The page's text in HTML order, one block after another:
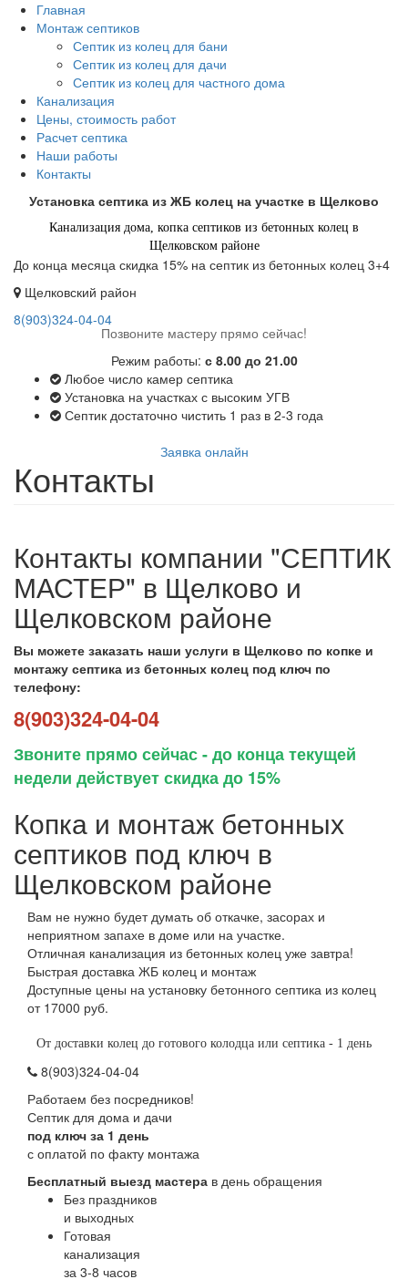
Перейти
основному
содержанию
Главная
Монтаж септиков
Септик из колец для бани
Септик из колец для дачи
Септик из колец для частного дома
Канализация
Цены, стоимость работ
Расчет септика
Наши работы
Контакты
Установка септика из ЖБ колец на участке в Щелково
Канализация дома, копка септиков из бетонных колец в
Щелковском районе
До конца месяца скидка 15% на септик из бетонных колец 3+4
Щелковский район
8(903)324-04-04
Позвоните мастеру прямо сейчас!
Режим работы: с 8.00 до 21.00
Любое число камер септика
Установка на участках с высоким УГВ
Септик достаточно чистить 1 раз в 2-3 года
Заявка онлайн
Контакты
Контакты компании "СЕПТИК
МАСТЕР" в Щелково и
Щелковском районе
Вы можете заказать наши услуги в Щелково по копке и
монтажу септика из бетонных колец под ключ по
телефону:
8(903)324-04-04
Звоните прямо сейчас - до конца текущей
недели действует скидка до 15%
Копка и монтаж бетонных
септиков под ключ в
Щелковском районе
Вам не нужно будет думать об откачке, засорах и
неприятном запахе в доме или на участке.
Отличная канализация из бетонных колец уже завтра!
Быстрая доставка ЖБ колец и монтаж
Доступные цены на установку бетонного септика из колец
от 17000 руб.
От доставки колец до готового колодца или септика - 1 день
8(903)324-04-04
Работаем без посредников!
Септик для дома и дачи
под ключ за 1 день
с оплатой по факту монтажа
Бесплатный выезд мастера в день обращения
Без праздников
и выходных
Готовая
канализация
за 3-8 часов